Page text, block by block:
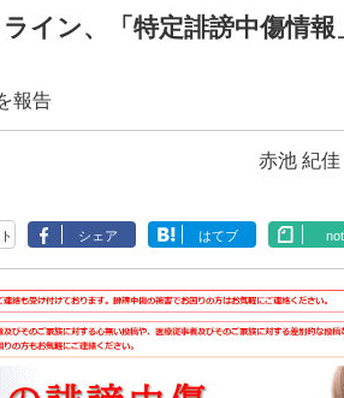
イン、「特定誹謗中傷情
報告
赤池 紀佳
シェア はてブ